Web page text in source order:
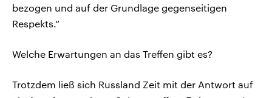
bezogen und auf der Grundlage gegenseitigen
Respekts.“
Welche Erwartungen an das Treffen gibt es?
Trotzdem ließ sich Russland Zeit mit der Antwort auf